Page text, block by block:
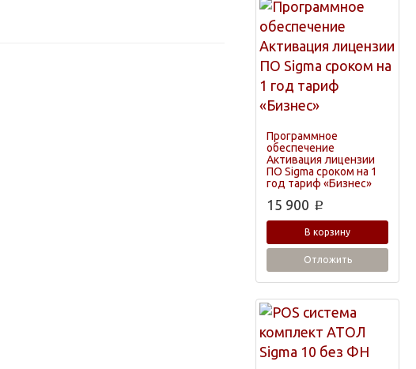
Программное
обеспечение
Активация лицензии
ПО Sigma сроком на 1
год тариф «Бизнес»
15 900 p
В корзину
Отложить